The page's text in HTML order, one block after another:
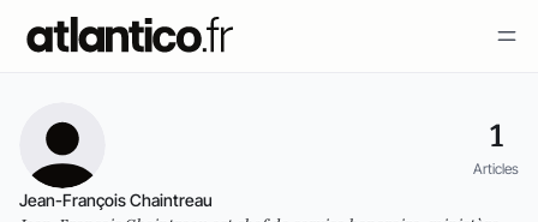
1
Articles
Jean-François Chaintreau